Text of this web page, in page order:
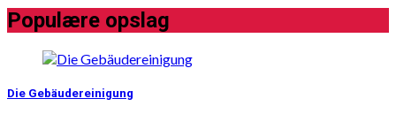
Populære opslag
Die Gebäudereinigung